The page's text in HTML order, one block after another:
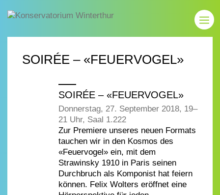
SOIRÉE – «FEUERVOGEL»
SOIRÉE – «FEUERVOGEL»
Donnerstag, 27. September 2018, 19–
21 Uhr, Saal 1.222
Zur Premiere unseres neuen Formats
tauchen wir in den Kosmos des
«Feuervogel» ein, mit dem
Strawinsky 1910 in Paris seinen
Durchbruch als Komponist hat feiern
können. Felix Wolters eröffnet eine